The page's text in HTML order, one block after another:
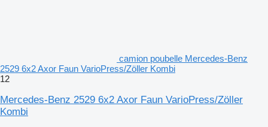
camion poubelle Mercedes-Benz
2529 6x2 Axor Faun VarioPress/Zöller Kombi
12
Mercedes-Benz 2529 6x2 Axor Faun VarioPress/Zöller
Kombi